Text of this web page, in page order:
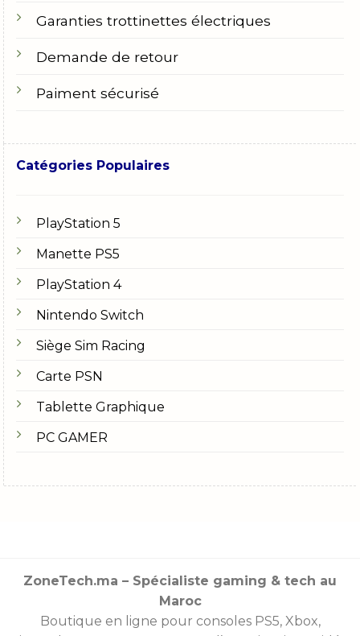
Garanties trottinettes électriques
Demande de retour
Paiment sécurisé
Catégories Populaires
PlayStation 5
Manette PS5
PlayStation 4
Nintendo Switch
Siège Sim Racing
Carte PSN
Tablette Graphique
PC GAMER
ZoneTech.ma – Spécialiste gaming & tech au
Maroc
Boutique en ligne pour consoles PS5, Xbox,